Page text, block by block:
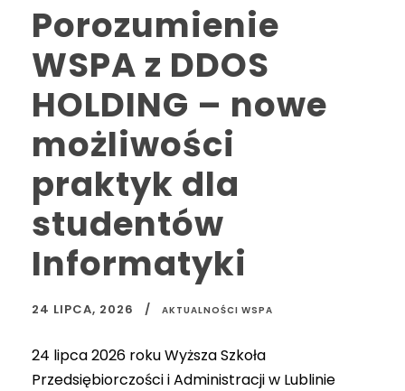
Porozumienie
WSPA z DDOS
HOLDING – nowe
możliwości
praktyk dla
studentów
Informatyki
24 LIPCA, 2026 AKTUALNOŚCI WSPA
24 lipca 2026 roku Wyższa Szkoła
Przedsiębiorczości i Administracji w Lublinie